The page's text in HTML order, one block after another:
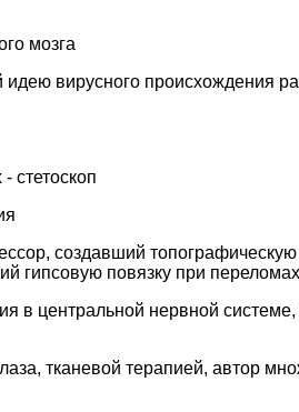
мозга
вирусного происхождения
стетоскоп
создавший топографическую
повязку при переломах
в центральной нервной
тканевой терапией, автор